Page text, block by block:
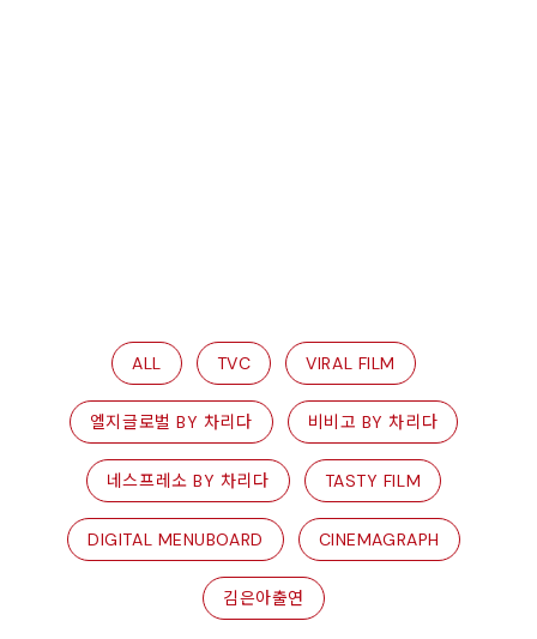
ALL TVC VIRAL FILM
엘지글로벌 BY 차리다 비비고 BY 차리다
네스프레소 BY 차리다 TASTY FILM
DIGITAL MENUBOARD CINEMAGRAPH
김은아출연